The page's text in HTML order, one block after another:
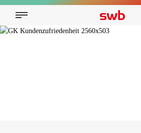
Privatkunden
Geschäftskunden